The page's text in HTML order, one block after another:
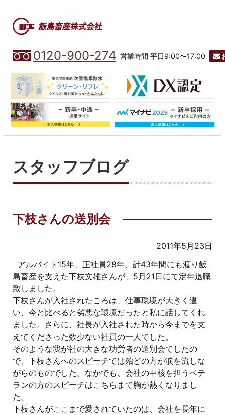
0120-900-274 営業時間 平日9:00〜17:00
スタッフブログ
下枝さんの送別会
2011年5月23日
アルバイト15年、正社員28年、計43年間にも渡り飯
島畜産を支えた下枝文雄さんが、5月21日にて定年退職
致しました。
下枝さんが入社されたころは、仕事環境が大きく違
い、今と比べると劣悪な環境だったと私に話してくれ
ました。さらに、社長が入社された時から今までを支
えてくださった数少ない社員の一人でした。
そのような我が社の大きな功労者の送別会でしたの
で、下枝さんへのスピーチでは殆どの方が涙を流しな
がらのものでした。なかでも、会社の中核を担うベテ
ランの方のスピーチはこちらまで胸が熱くなりまし
た。
下枝さんがここまで愛されていたのは、会社を長年に